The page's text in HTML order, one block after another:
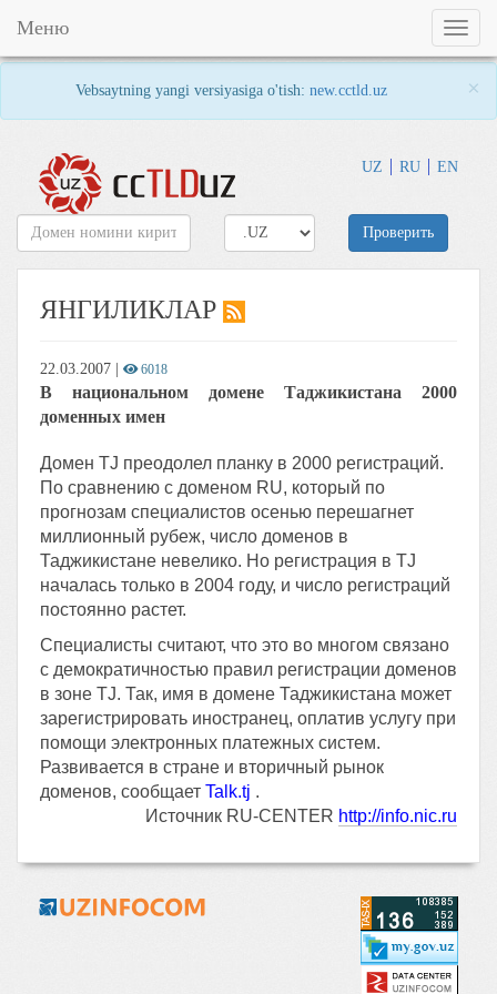
Vebsaytning yangi versiyasiga o'tish: new.cctld.uz ×
UZ RU EN
Toggle
Меню
Проверить
ЯНГИЛИКЛАР
22.03.2007 6018
В национальном домене Таджикистана 2000
доменных имен
Домен TJ преодолел планку в 2000 регистраций.
По сравнению с доменом RU, который по
прогнозам специалистов осенью перешагнет
миллионный рубеж, число доменов в
Таджикистане невелико. Но регистрация в TJ
началась только в 2004 году, и число регистраций
постоянно растет.
Специалисты считают, что это во многом связано
с демократичностью правил регистрации доменов
в зоне TJ. Так, имя в домене Таджикистана может
зарегистрировать иностранец, оплатив услугу при
помощи электронных платежных систем.
Развивается в стране и вторичный рынок
доменов, сообщает Talk.tj .
Источник RU-CENTER http://info.nic.ru